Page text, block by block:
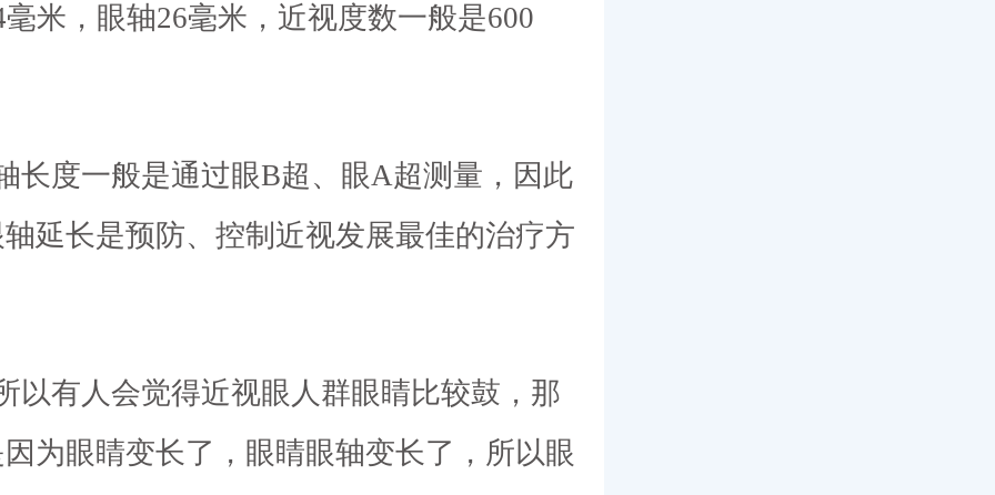
米，眼轴26毫米，近视度数一般是600
长度一般是通过眼B超、眼A超测量，因此
延长是预防、控制近视发展最佳的治疗方
以有人会觉得近视眼人群眼睛比较鼓，那
为眼睛变长了，眼睛眼轴变长了，所以眼